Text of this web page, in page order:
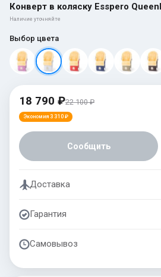
Конверт в коляску Esspero
Наличие уточняйте
Выбор цвета
18 790 ₽22 100 ₽
Экономия 3 310 ₽
Сообщить
Доставка
Гарантия
Самовывоз